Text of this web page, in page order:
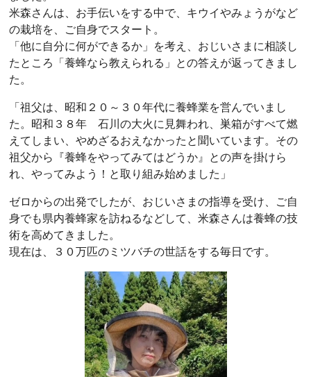
米森さんは、お手伝いをする中で、キウイやみょうがなど
の栽培を、ご自身でスタート。
「他に自分に何ができるか」を考え、おじいさまに相談し
たところ「養蜂なら教えられる」との答えが返ってきまし
た。
「祖父は、昭和２０～３０年代に養蜂業を営んでいまし
た。昭和３８年 石川の大火に見舞われ、巣箱がすべて燃
えてしまい、やめざるおえなかったと聞いています。その
祖父から『養蜂をやってみてはどうか』との声を掛けら
れ、やってみよう！と取り組み始めました」
ゼロからの出発でしたが、おじいさまの指導を受け、ご自
身でも県内養蜂家を訪ねるなどして、米森さんは養蜂の技
術を高めてきました。
現在は、３０万匹のミツバチの世話をする毎日です。